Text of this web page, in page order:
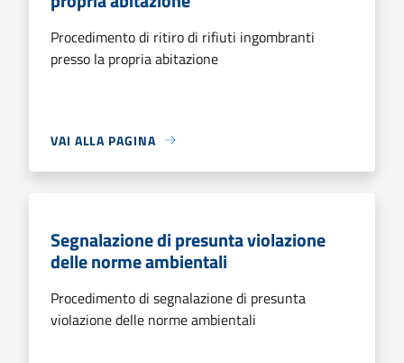
Procedimento di ritiro di rifiuti ingombranti
presso la propria abitazione
VAI ALLA PAGINA
Segnalazione di presunta violazione
delle norme ambientali
Procedimento di segnalazione di presunta
violazione delle norme ambientali